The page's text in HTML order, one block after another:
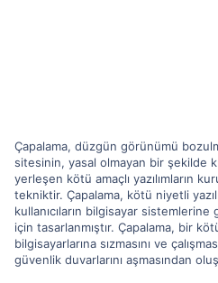
Çapalama, düzgün görünümü
sitesinin, yasal olmayan bir şekilde
yerleşen kötü amaçlı yazılımların
tekniktir. Çapalama, kötü niyetli
kullanıcıların bilgisayar
için tasarlanmıştır. Çapalama, bir kötü
bilgisayarlarına sızmasını ve
güvenlik duvarlarını aşmasından